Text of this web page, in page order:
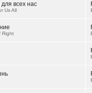
всех нас
Us All
Right